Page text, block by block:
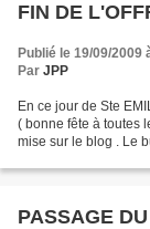
FIN DE
Publié le 19/09/2009
Par JPP
En ce jour de Ste
( bonne fête à toutes
mise sur le blog . Le
PASSAGE